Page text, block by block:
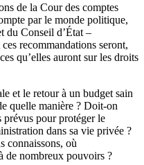
de la Cour des comptes
par le monde politique,
du Conseil d’État –
recommandations seront,
qu’elles auront sur les droits
et le retour à un budget sain
quelle manière ? Doit-on
pour protéger le
dans sa vie privée ?
connaissons, où
de nombreux pouvoirs ?